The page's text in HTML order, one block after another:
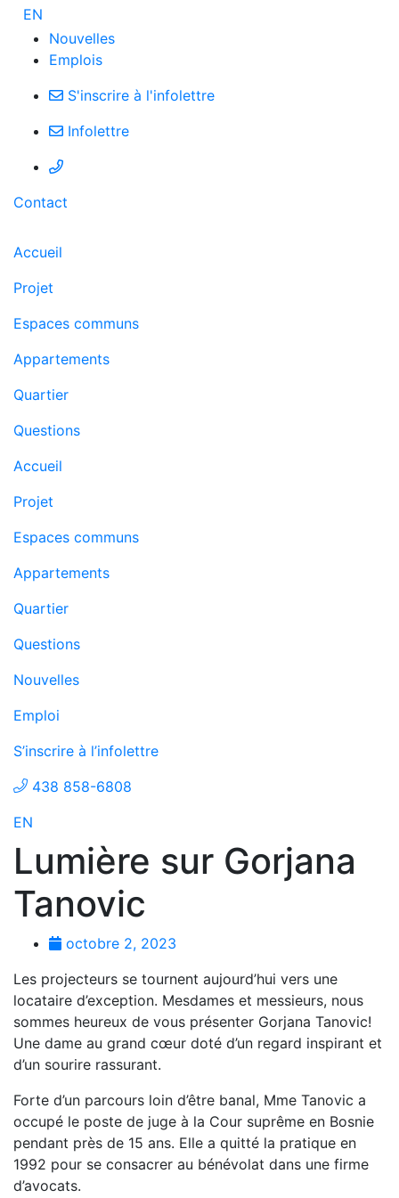
EN
Nouvelles
Emplois
S'inscrire à l'infolettre
Infolettre
Contact
Accueil
Projet
Espaces communs
Appartements
Quartier
Questions
Accueil
Projet
Espaces communs
Appartements
Quartier
Questions
Nouvelles
Emploi
S’inscrire à l’infolettre
438 858-6808
EN
Lumière sur Gorjana
Tanovic
octobre 2, 2023
Les projecteurs se tournent aujourd’hui vers une
locataire d’exception. Mesdames et messieurs, nous
sommes heureux de vous présenter Gorjana Tanovic!
Une dame au grand cœur doté d’un regard inspirant et
d’un sourire rassurant.
Forte d’un parcours loin d’être banal, Mme Tanovic a
occupé le poste de juge à la Cour suprême en Bosnie
pendant près de 15 ans. Elle a quitté la pratique en
1992 pour se consacrer au bénévolat dans une firme
d’avocats.